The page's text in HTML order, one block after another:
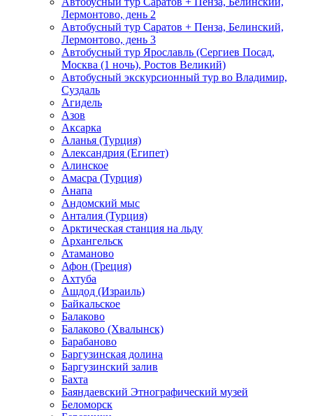
Лермонтово, день 2
Автобусный тур Саратов + Пенза, Белинский,
Лермонтово, день 3
Автобусный тур Ярославль (Сергиев Посад,
Москва (1 ночь), Ростов Великий)
Автобусный экскурсионный тур во Владимир,
Суздаль
Агидель
Азов
Аксарка
Аланья (Турция)
Александрия (Египет)
Алинское
Амасра (Турция)
Анапа
Андомский мыс
Анталия (Турция)
Арктическая станция на льду
Архангельск
Атаманово
Афон (Греция)
Ахтуба
Ашдод (Израиль)
Байкальское
Балаково
Балаково (Хвалынск)
Барабаново
Баргузинская долина
Баргузинский залив
Бахта
Баяндаевский Этнографический музей
Беломорск